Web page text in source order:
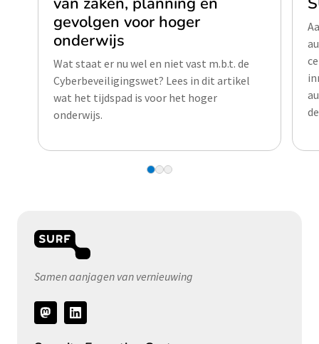
gevolgen voor hoger
onderwijs
Wat staat er nu wel en niet vast m.b.t. de
Cyberbeveiligingswet? Lees in dit artikel
wat het tijdspad is voor het hoger
onderwijs.
Samen aanjagen van vernieuwing
Volg
ons